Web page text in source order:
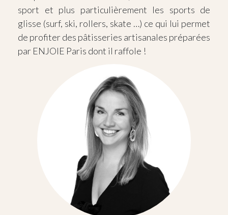
sport et plus particulièrement les sports de
glisse (surf, ski, rollers, skate …) ce qui lui permet
de profiter des pâtisseries artisanales préparées
par ENJOIE Paris dont il raffole !